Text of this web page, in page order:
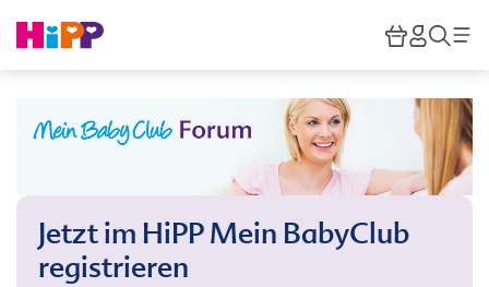
HiPP
Jetzt im HiPP Mein BabyClub
registrieren